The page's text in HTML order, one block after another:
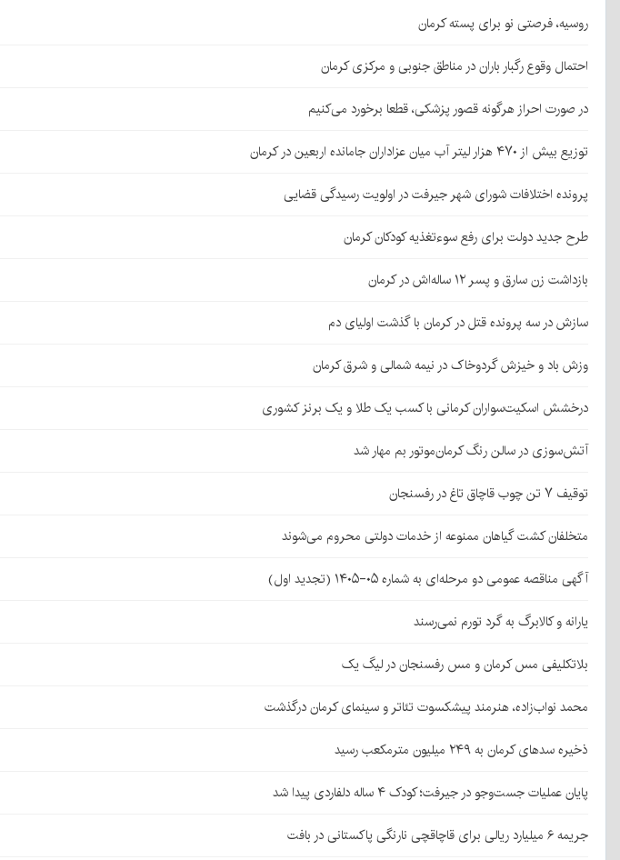
روسیه، فرصتی نو برای پسته کرمان
احتمال وقوع رگبار باران در مناطق جنوبی و مرکزی کرمان
در صورت احراز هرگونه قصور پزشکی، قطعا برخورد می‌کنیم
توزیع بیش از ۴۷۰ هزار لیتر آب میان عزاداران جامانده اربعین در کرمان
پرونده اختلافات شورای شهر جیرفت در اولویت رسیدگی قضایی
طرح جدید دولت برای رفع سوءتغذیه کودکان کرمان
بازداشت زن سارق و پسر ۱۲ ساله‌اش در کرمان
سازش در سه پرونده قتل در کرمان با گذشت اولیای دم
وزش باد و خیزش گردوخاک در نیمه شمالی و شرق کرمان
درخشش اسکیت‌سواران کرمانی با کسب یک طلا و یک برنز کشوری
آتش‌سوزی در سالن رنگ کرمان‌موتور بم مهار شد
توقیف ۷ تن چوب قاچاق تاغ در رفسنجان
متخلفان کشت گیاهان ممنوعه از خدمات دولتی محروم می‌شوند
آگهی مناقصه عمومی دو مرحله‌ای به شماره ۰۵-۱۴۰۵ (تجدید اول)
یارانه و کالابرگ به گرد تورم نمی‌رسند
بلاتکلیفی مس کرمان و مس رفسنجان در لیگ یک
محمد نواب‌زاده، هنرمند پیشکسوت تئاتر و سینمای کرمان درگذشت
ذخیره سدهای کرمان به ۲۴۹ میلیون مترمکعب رسید
پایان عملیات جست‌وجو در جیرفت؛ کودک ۴ ساله دلفاردی پیدا شد
جریمه ۶ میلیارد ریالی برای قاچاقچی نارنگی پاکستانی در بافت